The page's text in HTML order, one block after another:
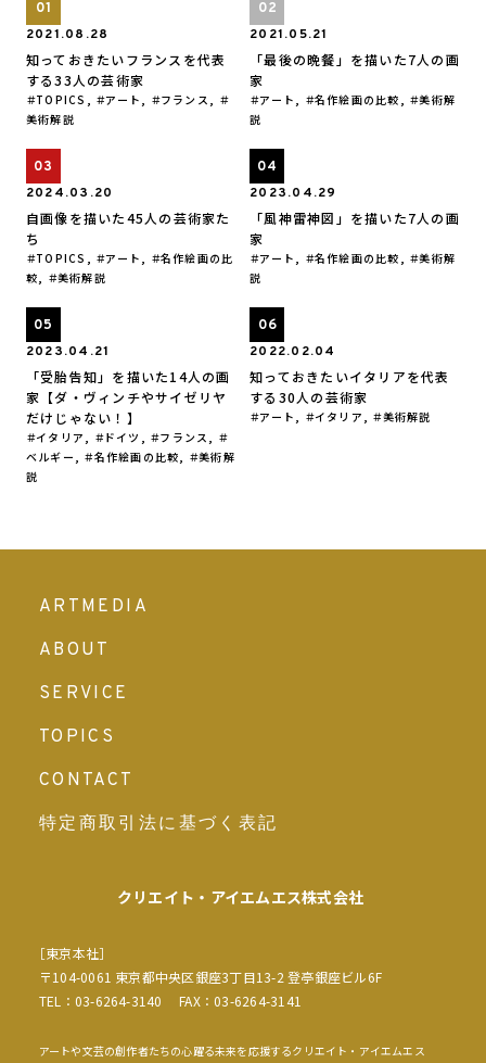
2021.08.28
知っておきたいフランスを代表
する33人の芸術家
TOPICS , アート , フランス ,
美術解説
2021.05.21
「最後の晩餐」を描いた7人の画
家
アート , 名作絵画の比較 ,
美術解
説
2024.03.20
自画像を描いた45人の芸術家た
ち
TOPICS , アート ,
名作絵画の比
較, 美術解説
2023.04.29
「風神雷神図」を描いた7人の画
家
アート , 名作絵画の比較 ,
美術解
説
2023.04.21
「受胎告知」を描いた14人の画
家【ダ・ヴィンチやサイゼリヤ
だけじゃない！】
イタリア , ドイツ , フランス ,
ベルギー , 名作絵画の比較,
美術解
説
2022.02.04
知っておきたいイタリアを代表
する30人の芸術家
アート , イタリア , 美術解説
ARTMEDIA
ABOUT
SERVICE
TOPICS
CONTACT
特定商取引法に基づく表記
クリエイト・アイエムエス株式会社
［東京本社］
〒104-0061 東京都中央区銀座3丁目13-2 登亭銀座ビル6F
TEL：03-6264-3140 FAX：03-6264-3141
アートや文芸の創作者たちの心躍る未来を応援するクリエイト・アイエムエス